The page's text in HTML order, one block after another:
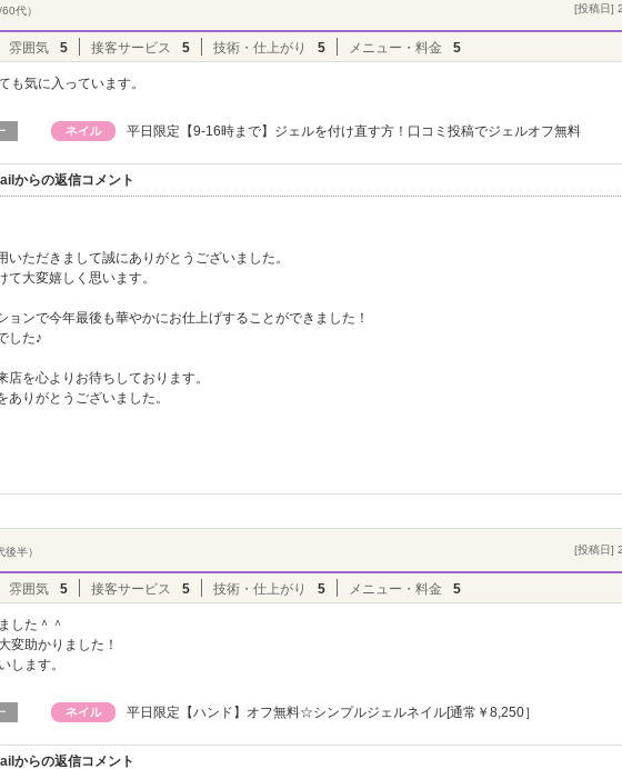
60代） [投稿日]
雰囲気 5 接客サービス 5 技術・仕上がり 5 メニュー・料金 5
も気に入っています。
平日限定【9-16時まで】ジェルを付け直す方！口コミ投稿でジェルオフ無料
からの返信コメント
いただきまして誠にありがとうございました。
大変嬉しく思います。
ョンで今年最後も華やかにお仕上げすることができました！
した♪
店を心よりお待ちしております。
ありがとうございました。
後半） [投稿日]
雰囲気 5 接客サービス 5 技術・仕上がり 5 メニュー・料金 5
した＾＾
変助かりました！
します。
平日限定【ハンド】オフ無料☆シンプルジェルネイル[通常￥8,250］
からの返信コメント